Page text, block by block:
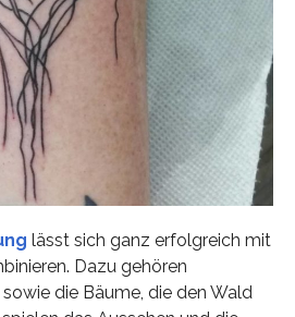
lässt sich ganz erfolgreich mit
Dazu gehören
die Bäume, die den Wald